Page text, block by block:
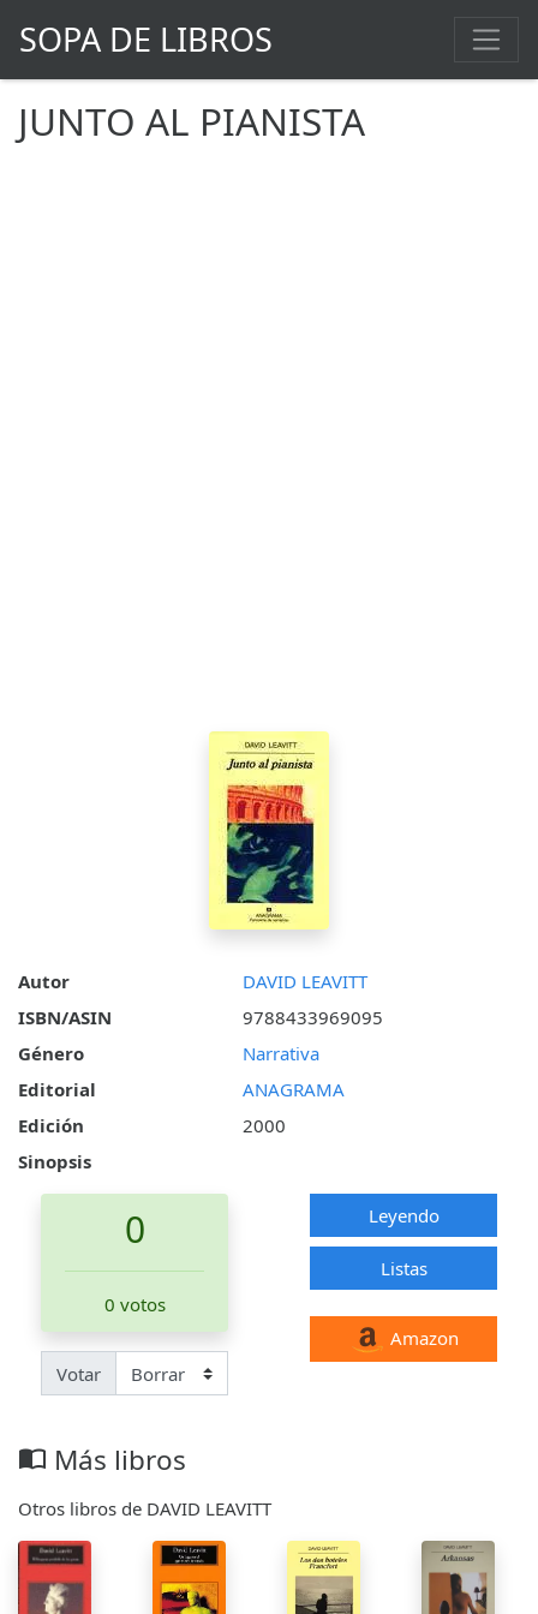
SOPA DE LIBROS
JUNTO AL PIANISTA
Autor
DAVID LEAVITT
ISBN/ASIN
9788433969095
Género
Narrativa
Editorial
ANAGRAMA
Edición
2000
Sinopsis
0
0 votos
Votar
Leyendo
Listas
Amazon
import_contacts Más libros
Otros libros de DAVID LEAVITT